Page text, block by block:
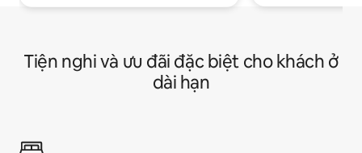
Tiện nghi và ưu đãi đặc biệt cho khách ở
dài hạn